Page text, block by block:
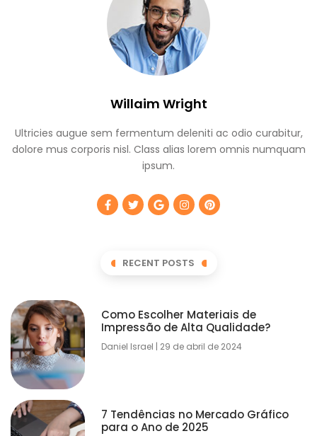
Willaim Wright
Ultricies augue sem fermentum deleniti ac odio curabitur,
dolore mus corporis nisl. Class alias lorem omnis numquam
ipsum.
RECENT POSTS
Como Escolher Materiais de
Impressão de Alta Qualidade?
Daniel Israel 29 de abril de 2024
7 Tendências no Mercado Gráfico
para o Ano de 2025